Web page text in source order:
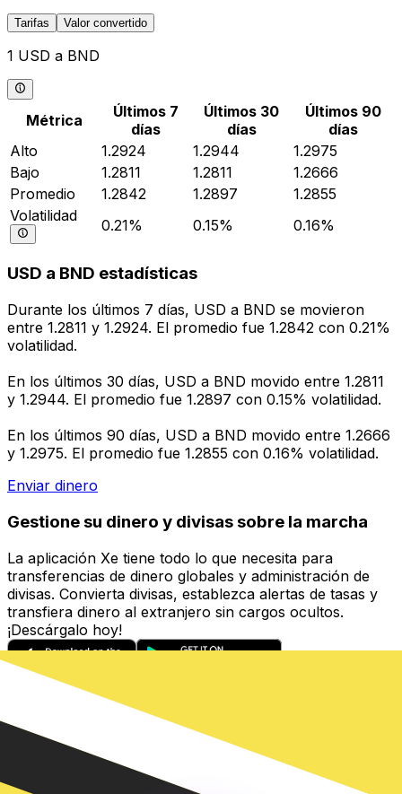
Tarifas Valor convertido
1 USD a BND
Métrica
Últimos 7
días
Últimos 30
días
Últimos 90
días
Alto
1.2924 1.2944
1.2975
Bajo
1.2811 1.2811
1.2666
Promedio
1.2842 1.2897
1.2855
Volatilidad
0.21% 0.15% 0.16%
USD a BND estadísticas
Durante los últimos 7 días, USD a BND se movieron
entre 1.2811 y 1.2924. El promedio fue 1.2842 con 0.21%
volatilidad.
En los últimos 30 días, USD a BND movido entre 1.2811
y 1.2944. El promedio fue 1.2897 con 0.15% volatilidad.
En los últimos 90 días, USD a BND movido entre 1.2666
y 1.2975. El promedio fue 1.2855 con 0.16% volatilidad.
Enviar dinero
Gestione su dinero y divisas sobre la marcha
La aplicación Xe tiene todo lo que necesita para
transferencias de dinero globales y administración de
divisas. Convierta divisas, establezca alertas de tasas y
transfiera dinero al extranjero sin cargos ocultos.
¡Descárgalo hoy!